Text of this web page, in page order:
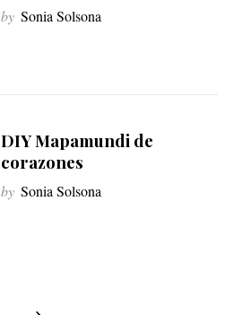
by Sonia Solsona
DIY Mapamundi de
corazones
by Sonia Solsona